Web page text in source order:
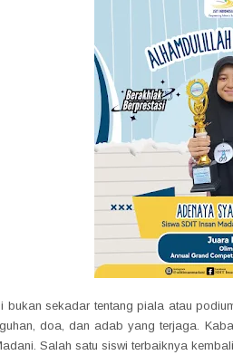
bukan sekadar tentang piala atau
doa, dan adab yang terjaga.
Salah satu siswi terbaiknya